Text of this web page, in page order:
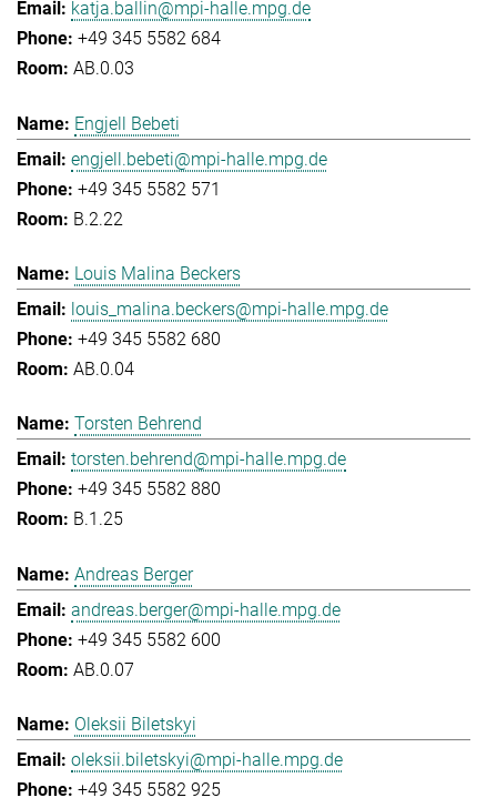
katja.ballin@mpi-halle.mpg.de
+49 345 5582 684
AB.0.03
Engjell Bebeti
engjell.bebeti@mpi-halle.mpg.de
+49 345 5582 571
B.2.22
Louis Malina Beckers
louis_malina.beckers@mpi-halle.mpg.de
+49 345 5582 680
AB.0.04
Torsten Behrend
torsten.behrend@mpi-halle.mpg.de
+49 345 5582 880
B.1.25
Andreas Berger
andreas.berger@mpi-halle.mpg.de
+49 345 5582 600
AB.0.07
Oleksii Biletskyi
oleksii.biletskyi@mpi-halle.mpg.de
+49 345 5582 925